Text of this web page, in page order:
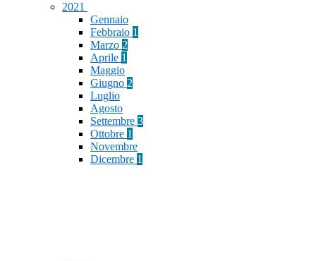
2021
Gennaio
Febbraio 1
Marzo 2
Aprile 1
Maggio
Giugno 2
Luglio
Agosto
Settembre 3
Ottobre 1
Novembre
Dicembre 1